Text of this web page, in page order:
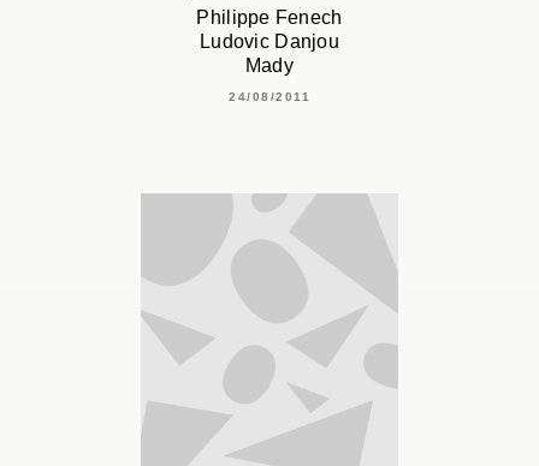
Philippe Fenech
Ludovic Danjou
Mady
24/08/2011